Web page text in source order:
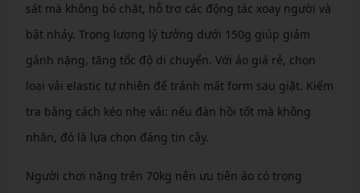
sát mà không bó chặt, hỗ trợ các động tác xoay người và
bật nhảy. Trọng lượng lý tưởng dưới 150g giúp giảm
gánh nặng, tăng tốc độ di chuyển. Với áo giá rẻ, chọn
loại vải elastic tự nhiên để tránh mất form sau giặt. Kiểm
tra bằng cách kéo nhẹ vải: nếu đàn hồi tốt mà không
nhăn, đó là lựa chọn đáng tin cậy.
Người chơi nặng trên 70kg nên ưu tiên áo có trọng